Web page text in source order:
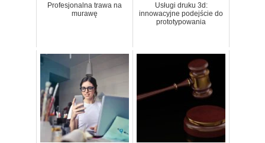
Profesjonalna trawa na
murawę
Usługi druku 3d:
innowacyjne podejście do
prototypowania